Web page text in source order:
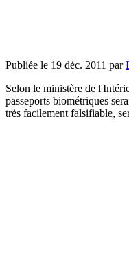
Publiée le 19 déc. 2011 par
Selon le ministère de
passeports biométriques
très facilement falsifiable,